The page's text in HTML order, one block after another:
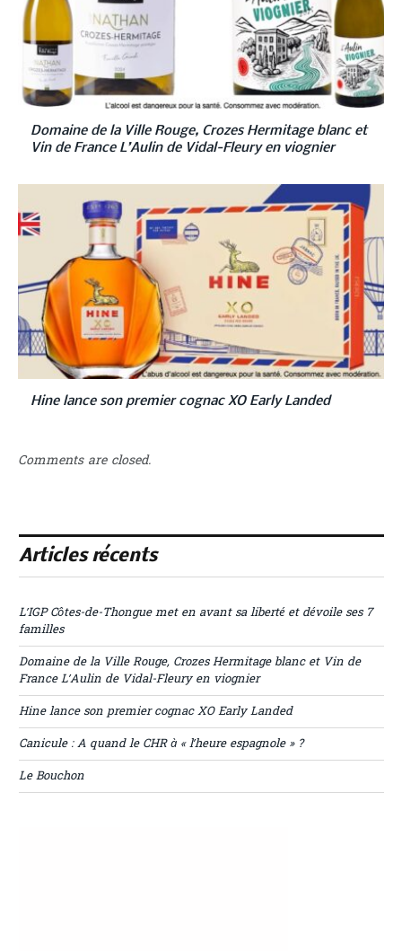
Domaine de la Ville Rouge, Crozes Hermitage blanc et
Vin de France L’Aulin de Vidal-Fleury en viognier
Hine lance son premier cognac XO Early Landed
Comments are closed.
Articles récents
L’IGP Côtes-de-Thongue met en avant sa liberté et dévoile ses 7
familles
Domaine de la Ville Rouge, Crozes Hermitage blanc et Vin de
France L’Aulin de Vidal-Fleury en viognier
Hine lance son premier cognac XO Early Landed
Canicule : A quand le CHR à « l’heure espagnole » ?
Le Bouchon